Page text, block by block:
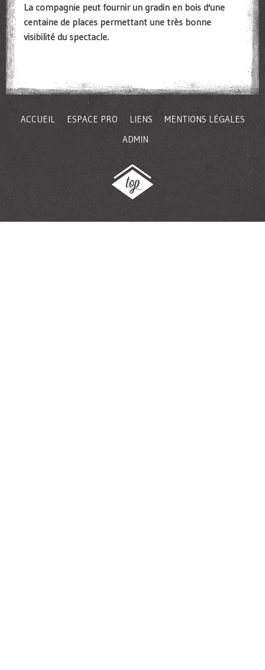
La compagnie peut fournir un gradin en bois d'une
centaine de places permettant une très bonne
visibilité du spectacle.
ACCUEIL ESPACE PRO LIENS
MENTIONS LÉGALES
ADMIN